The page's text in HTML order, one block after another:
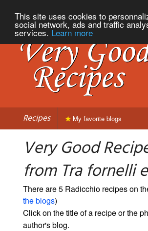
This site uses cookies to
social network, ads and traffic
services. Learn more
Recipes My favorite blogs
Very Good
from Tra fornelli
There are 5 Radicchio recipes on
the blogs)
Click on the title of a recipe or the
author's blog.